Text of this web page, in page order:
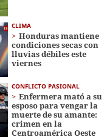
CLIMA
Honduras mantiene
condiciones secas con
lluvias débiles este
viernes
CONFLICTO PASIONAL
Enfermera mató a su
esposo para vengar la
muerte de su amante:
crimen en la
Centroamérica Oeste